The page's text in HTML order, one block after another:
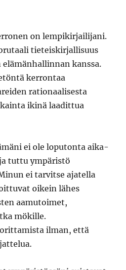
on lempikirjailijani.
tieteiskirjallisuus
kanssa.
kerrontaa
rationaalisesta
ikinä laadittua
ei ole loputonta aika-
tuttu ympäristö
ei tarvitse ajatella
oikein lähes
aamutoimet,
mökille.
ilman, että